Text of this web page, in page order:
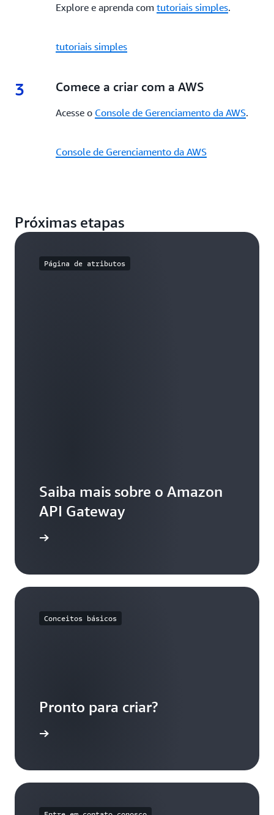
Explore e aprenda com tutoriais simples.
tutoriais simples
3 3.
Comece a criar com a AWS
Acesse o Console de Gerenciamento da AWS.
Console de Gerenciamento da AWS
Próximas etapas
Página de atributos
Saiba mais sobre o Amazon
API Gateway
Conceitos básicos
Pronto para criar?